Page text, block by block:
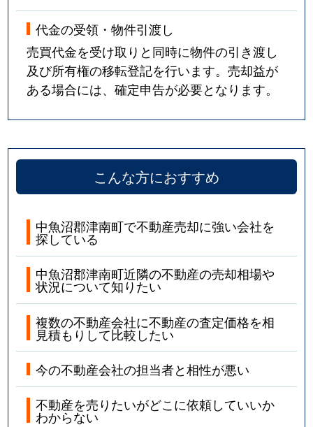
代金の受領・物件引渡し
売買代金を受け取りと同時に物件の引き渡し
及び所有権の移転登記を行います。売却益が
ある場合には、確定申告が必要となります。
こんな方におすすめ
中魚沼郡津南町で不動産売却に強い会社を
探している
中魚沼郡津南町近隣の不動産の売却相場や
状況について知りたい
複数の不動産会社に不動産の査定価格を相
見積もりして比較したい
今の不動産会社の担当者と相性が悪い
不動産を売りたいがどこに依頼していいか
わからない